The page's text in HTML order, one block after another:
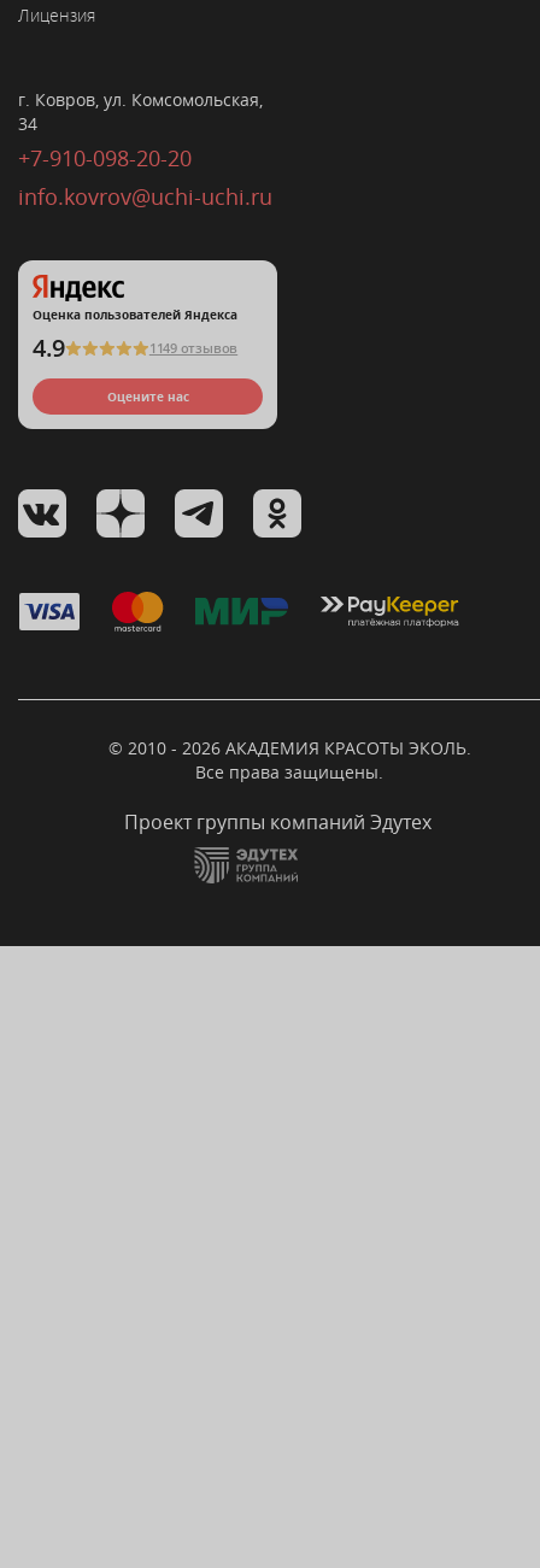
Лицензия
г. Ковров, ул. Комсомольская,
34
+7-910-098-20-20
info.kovrov@uchi-uchi.ru
Оценка пользователей Яндекса
4.9 1149 отзывов
Оцените нас
© 2010 - 2026 АКАДЕМИЯ КРАСОТЫ ЭКОЛЬ.
Все права защищены.
Проект группы компаний Эдутех